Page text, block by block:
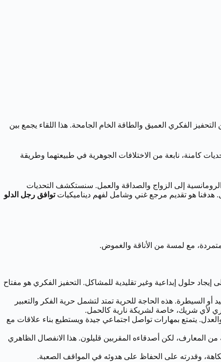
التحفيز الفكري العميق والطاقة الخام الجامحة. هذا اللقاء يجمع بين
كامنة، نابعة من الاختلافات الجوهرية في طبيعتهما وطريقة
إلى الزواج والصداقة والعمل. سنستكشف التحديات
هدفنا هو تقديم مرجع غني وشامل لفهم ديناميكياتتوافق رجل الدلو
مع لمسة من الأناقة والغموض.
إيجاد حلول إبداعية وغير تقليدية للمشاكل. التحفيز الفكري هو مفتاح
السيطرة. هذه الحاجة للحرية تمتد لتشمل حرية الفكر والتعبير
لأي شريك، خاصة لشريكة نارية كالحمل.
يتمتع بمهارات تواصل اجتماعي جيدة ويستطيع بناء علاقات مع
المعارف، لكن أصدقاءه المقربين قليلون. هذا الانفصال الظاهري
وقدرته على الحفاظ على هدوئه في المواقف الصعبة.